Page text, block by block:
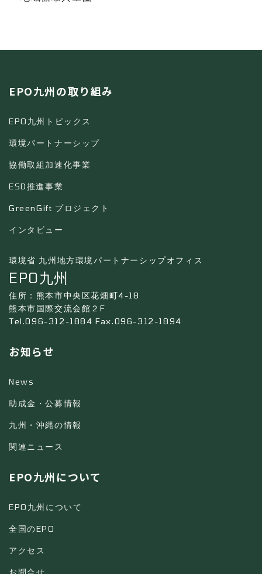
EPO九州の取り組み
EPO九州トピックス
環境パートナーシップ
協働取組加速化事業
ESD推進事業
GreenGift プロジェクト
インタビュー
環境省 九州地方環境パートナーシップオフィス
EPO九州
住所：熊本市中央区花畑町4-18
熊本市国際交流会館２F
Tel.096-312-1884 Fax.096-312-1894
お知らせ
News
助成金・公募情報
九州・沖縄の情報
関連ニュース
EPO九州について
EPO九州について
全国のEPO
アクセス